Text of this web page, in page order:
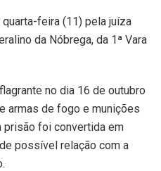
feira (11) pela juíza
da Nóbrega, da 1ª Vara
no dia 16 de outubro
armas de fogo e munições
prisão foi convertida em
possível relação com a